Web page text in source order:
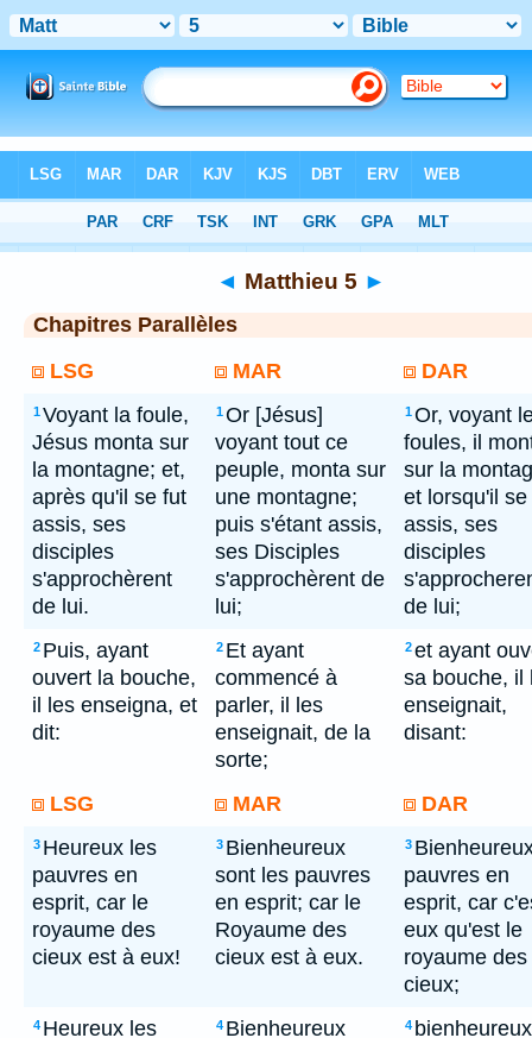
◄ Matthieu 5 ►
Chapitres Parallèles
LSG
MAR DAR
1Voyant la foule,
Jésus monta sur
la montagne; et,
après qu'il se fut
assis, ses
disciples
s'approchèrent
de lui.
1Or [Jésus]
voyant tout ce
peuple, monta sur
une montagne;
puis s'étant assis,
ses Disciples
s'approchèrent de
lui;
1Or, voyant
foules, il
sur la
et lorsqu'il se
assis, ses
disciples
de lui;
2 Puis, ayant
ouvert la bouche,
il les enseigna, et
dit:
2 Et ayant
commencé à
parler, il les
enseignait, de la
sorte;
2et ayant
sa bouche, il
enseignait,
disant:
LSG MAR DAR
3 Heureux les
pauvres en
esprit, car le
royaume des
cieux est à eux!
3 Bienheureux
sont les pauvres
en esprit; car le
Royaume des
cieux est à eux.
3
pauvres en
esprit, car
eux qu'est le
royaume des
cieux;
4 Heureux les
4 Bienheureux
4 bienheureux